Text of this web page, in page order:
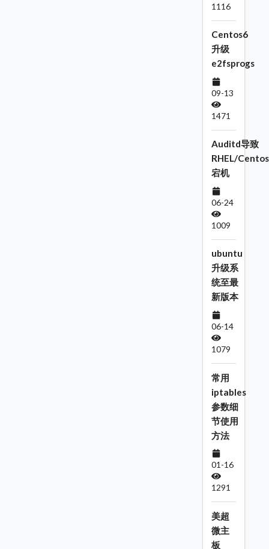
1116
Centos6
升级
e2fsprogs
09-13
1471
Auditd导致
RHEL/Centos
宕机
06-24
1009
ubuntu
升级系
统至最
新版本
06-14
1079
常用
iptables
参数细
节使用
方法
01-16
1291
美超
微主
板